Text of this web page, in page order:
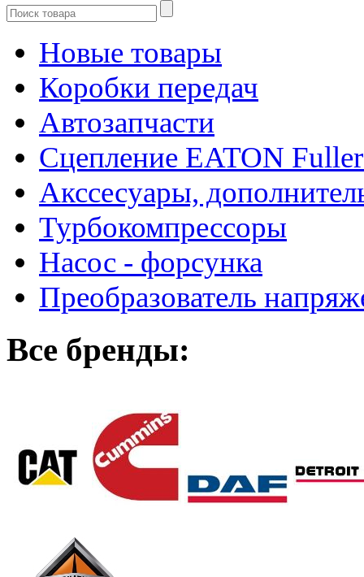
Новые товары
Коробки передач
Автозапчасти
Сцепление EATON
Акссесуары,
Турбокомпрессоры
Насос - форсунка
Преобразователь
Все бренды: